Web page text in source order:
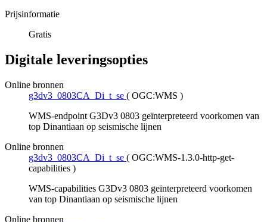
Prijsinformatie
Gratis
Digitale leveringsopties
Online bronnen
g3dv3_0803CA_Di_t_se ( OGC:WMS )
WMS-endpoint G3Dv3 0803 geïnterpreteerd voorkomen van
top Dinantiaan op seismische lijnen
Online bronnen
g3dv3_0803CA_Di_t_se ( OGC:WMS-1.3.0-http-get-
capabilities )
WMS-capabilities G3Dv3 0803 geïnterpreteerd voorkomen
van top Dinantiaan op seismische lijnen
Online bronnen